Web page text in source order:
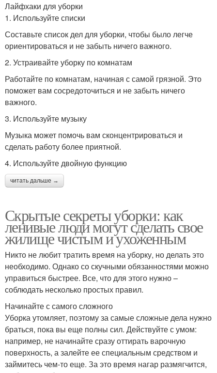
Лайфхаки для уборки
1. Используйте списки
Составьте список дел для уборки, чтобы было легче
ориентироваться и не забыть ничего важного.
2. Устраивайте уборку по комнатам
Работайте по комнатам, начиная с самой грязной. Это
поможет вам сосредоточиться и не забыть ничего
важного.
3. Используйте музыку
Музыка может помочь вам сконцентрироваться и
сделать работу более приятной.
4. Используйте двойную функцию
читать дальше →
Скрытые секреты уборки: как
ленивые люди могут сделать свое
жилище чистым и ухоженным
Никто не любит тратить время на уборку, но делать это
необходимо. Однако со скучными обязанностями можно
управиться быстрее. Все, что для этого нужно –
соблюдать несколько простых правил.
Начинайте с самого сложного
Уборка утомляет, поэтому за самые сложные дела нужно
браться, пока вы еще полны сил. Действуйте с умом:
например, не начинайте сразу оттирать варочную
поверхность, а залейте ее специальным средством и
займитесь чем-то еще. За это время нагар размягчится,